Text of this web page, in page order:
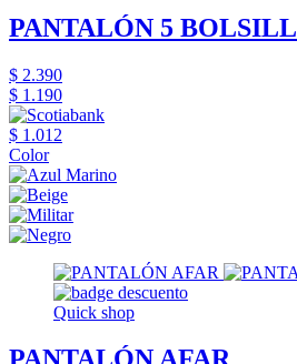
PANTALÓN 5
$ 2.390
$ 1.190
$ 1.012
Color
Quick shop